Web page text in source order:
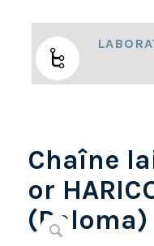
Chaîne
or
(Paloma)